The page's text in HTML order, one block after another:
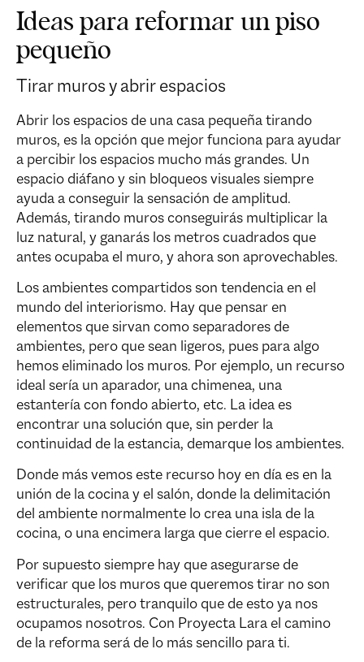
Ideas para reformar un piso
pequeño
Tirar muros y abrir espacios
Abrir los espacios de una casa pequeña tirando
muros, es la opción que mejor funciona para ayudar
a percibir los espacios mucho más grandes. Un
espacio diáfano y sin bloqueos visuales siempre
ayuda a conseguir la sensación de amplitud.
Además, tirando muros conseguirás multiplicar la
luz natural, y ganarás los metros cuadrados que
antes ocupaba el muro, y ahora son aprovechables.
Los ambientes compartidos son tendencia en el
mundo del interiorismo. Hay que pensar en
elementos que sirvan como separadores de
ambientes, pero que sean ligeros, pues para algo
hemos eliminado los muros. Por ejemplo, un recurso
ideal sería un aparador, una chimenea, una
estantería con fondo abierto, etc. La idea es
encontrar una solución que, sin perder la
continuidad de la estancia, demarque los ambientes.
Donde más vemos este recurso hoy en día es en la
unión de la cocina y el salón, donde la delimitación
del ambiente normalmente lo crea una isla de la
cocina, o una encimera larga que cierre el espacio.
Por supuesto siempre hay que asegurarse de
verificar que los muros que queremos tirar no son
estructurales, pero tranquilo que de esto ya nos
ocupamos nosotros. Con Proyecta Lara el camino
de la reforma será de lo más sencillo para ti.